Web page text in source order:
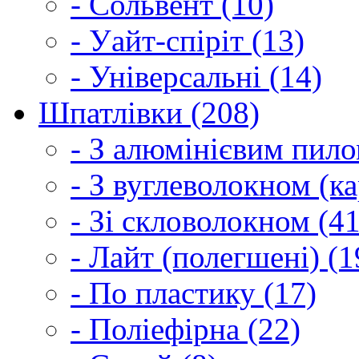
- Уайт-спіріт (13)
- Універсальні (14)
Шпатлівки (208)
- З алюмінієвим
- З вуглеволокном
- Зі скловолокном
- Лайт (полегшені)
- По пластику (17)
- Поліефірна (22)